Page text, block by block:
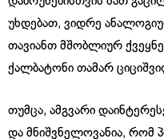
უხდებათ, ვიდრე
თავიანთ მშობლიურ
ქალბატონი თამარ
თუმცა, ამგვარი
და მნიშვნელოვანია, რომ